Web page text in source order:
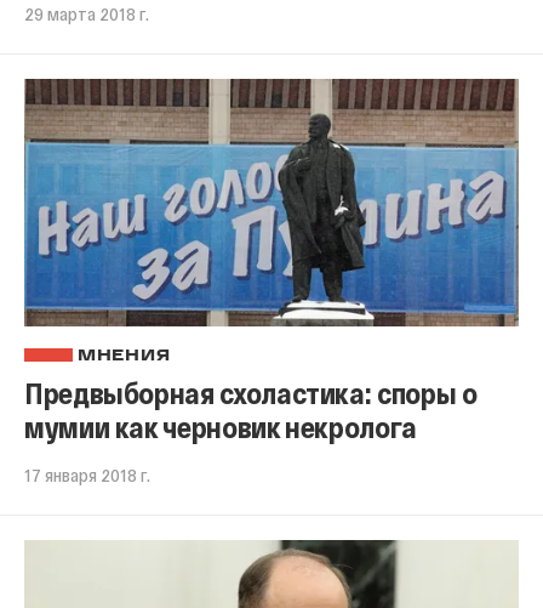
29 марта 2018 г.
МНЕНИЯ
Предвыборная схоластика: споры о
мумии как черновик некролога
17 января 2018 г.